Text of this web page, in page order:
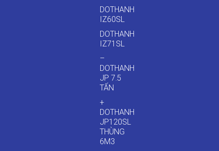
DOTHANH
IZ60SL
DOTHANH
IZ71SL
–
DOTHANH
JP 7.5
TẤN
+
DOTHANH
JP120SL
THÙNG
6M3